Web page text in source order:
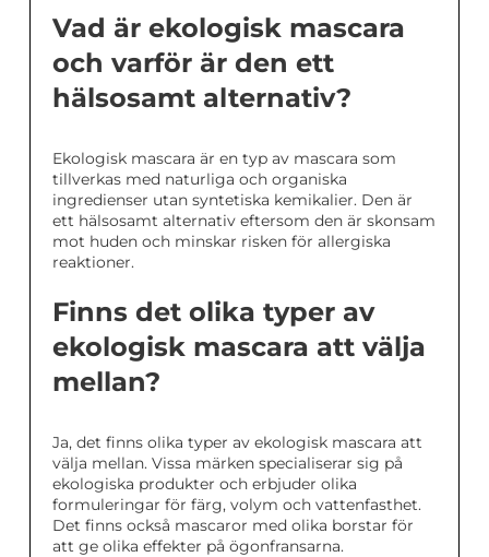
Vad är ekologisk mascara
och varför är den ett
hälsosamt alternativ?
Ekologisk mascara är en typ av mascara som
tillverkas med naturliga och organiska
ingredienser utan syntetiska kemikalier. Den är
ett hälsosamt alternativ eftersom den är skonsam
mot huden och minskar risken för allergiska
reaktioner.
Finns det olika typer av
ekologisk mascara att välja
mellan?
Ja, det finns olika typer av ekologisk mascara att
välja mellan. Vissa märken specialiserar sig på
ekologiska produkter och erbjuder olika
formuleringar för färg, volym och vattenfasthet.
Det finns också mascaror med olika borstar för
att ge olika effekter på ögonfransarna.